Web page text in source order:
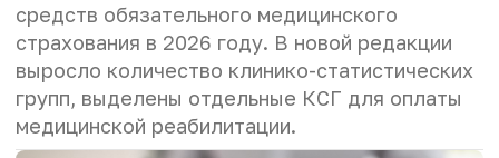
средств обязательного медицинского
страхования в 2026 году. В новой редакции
выросло количество клинико-статистических
групп, выделены отдельные КСГ для оплаты
медицинской реабилитации.